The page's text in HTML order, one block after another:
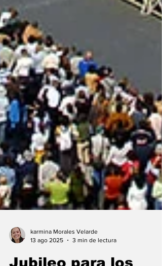
karmina Morales Velarde